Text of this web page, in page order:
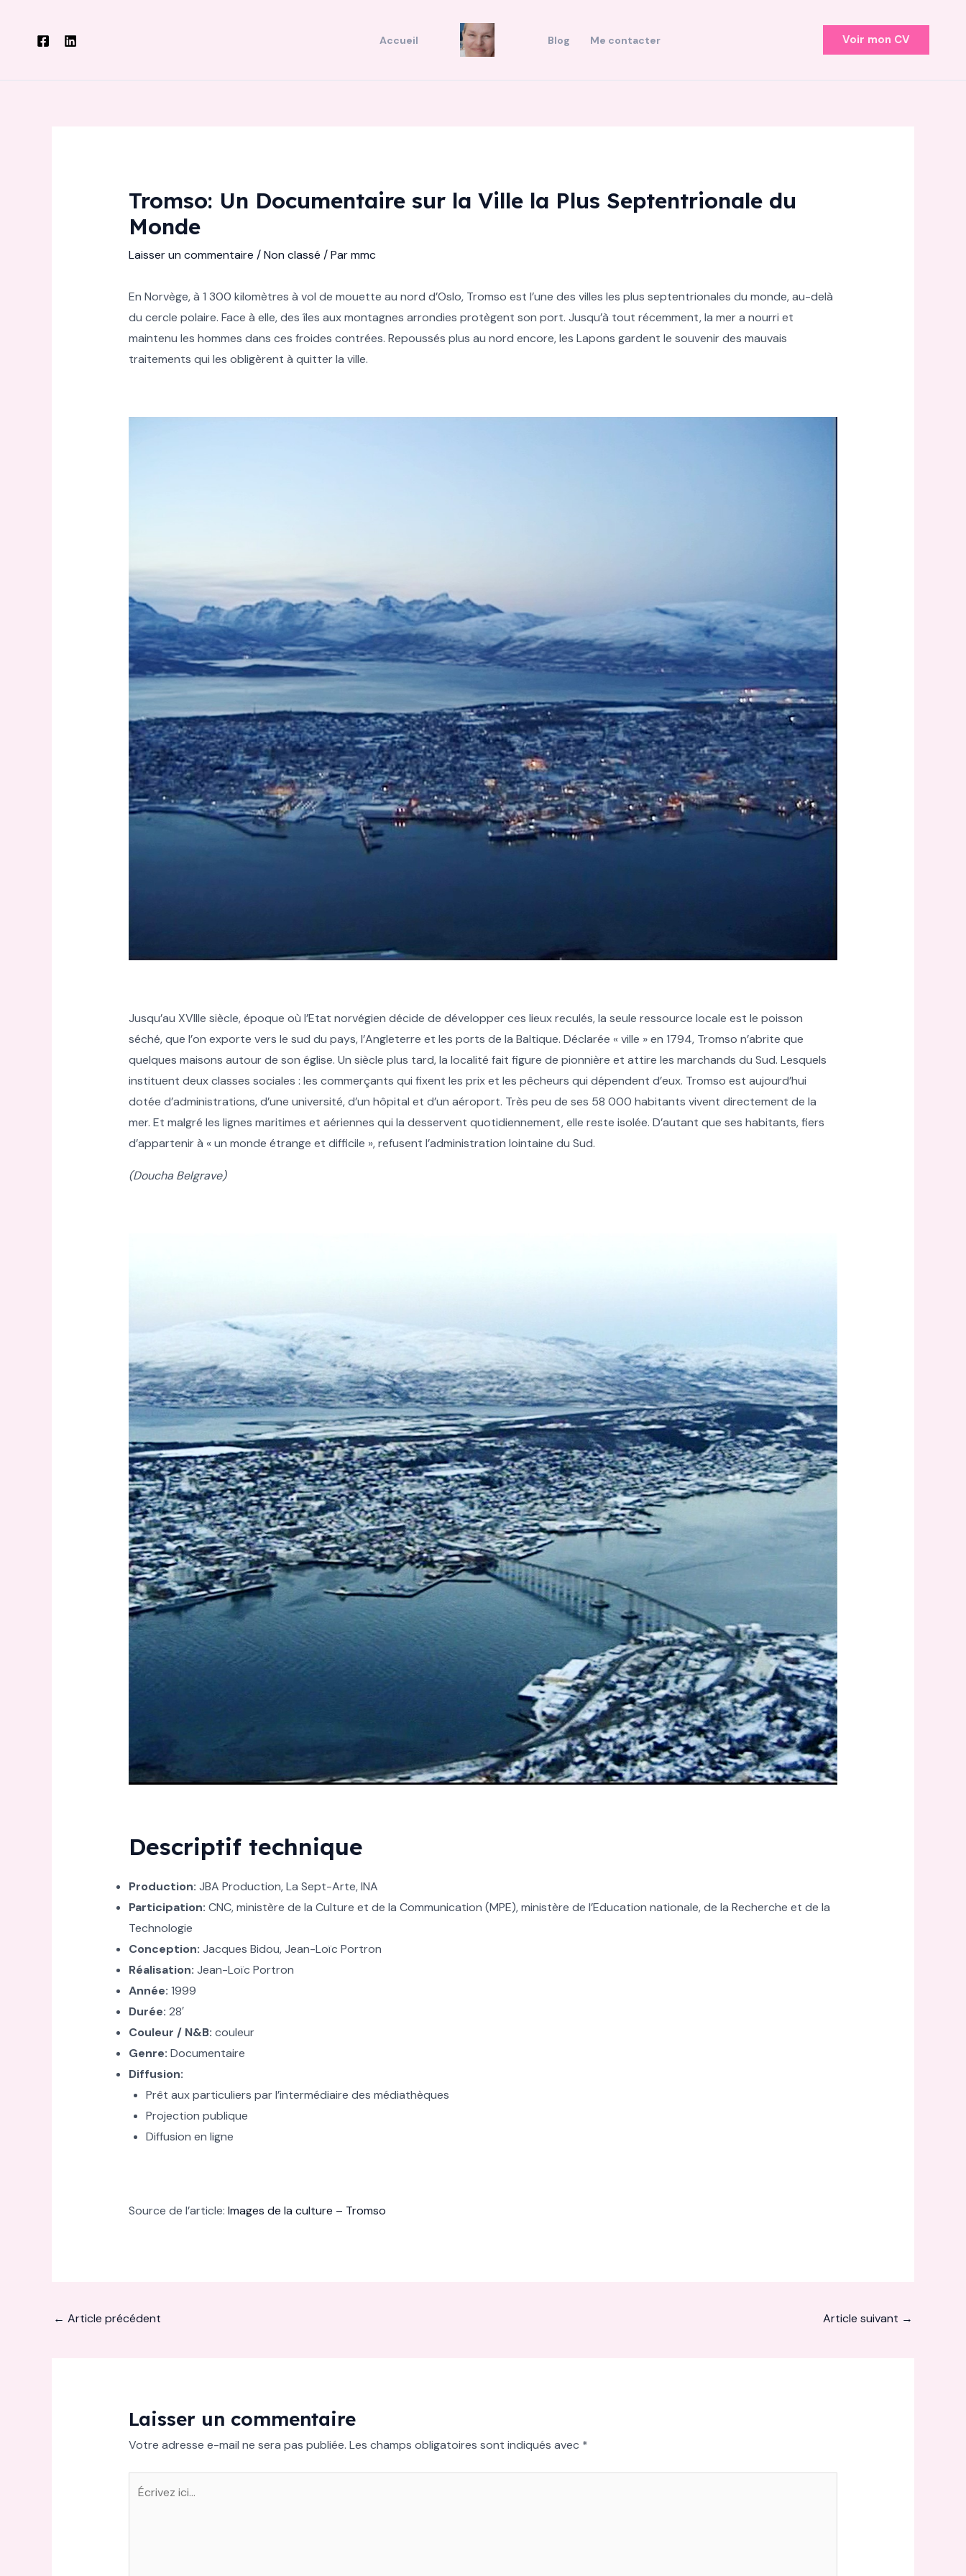
contenu
Accueil Blog Me contacter Voir mon CV
Tromso: Un Documentaire sur la Ville la Plus Septentrionale du
Monde
Laisser un commentaire /Non classé / Parmmc
En Norvège, à 1 300 kilomètres à vol de mouette au nord d’Oslo, Tromso est l’une des villes les plus septentrionales du monde, au-delà
du cercle polaire. Face à elle, des îles aux montagnes arrondies protègent son port. Jusqu’à tout récemment, la mer a nourri et
maintenu les hommes dans ces froides contrées. Repoussés plus au nord encore, les Lapons gardent le souvenir des mauvais
traitements qui les obligèrent à quitter la ville.
Jusqu’au XVIIIe siècle, époque où l’Etat norvégien décide de développer ces lieux reculés, la seule ressource locale est le poisson
séché, que l’on exporte vers le sud du pays, l’Angleterre et les ports de la Baltique. Déclarée « ville » en 1794, Tromso n’abrite que
quelques maisons autour de son église. Un siècle plus tard, la localité fait figure de pionnière et attire les marchands du Sud. Lesquels
instituent deux classes sociales : les commerçants qui fixent les prix et les pêcheurs qui dépendent d’eux. Tromso est aujourd’hui
dotée d’administrations, d’une université, d’un hôpital et d’un aéroport. Très peu de ses 58 000 habitants vivent directement de la
mer. Et malgré les lignes maritimes et aériennes qui la desservent quotidiennement, elle reste isolée. D’autant que ses habitants, fiers
d’appartenir à « un monde étrange et difficile », refusent l’administration lointaine du Sud.
(Doucha Belgrave)
Descriptif technique
Production: JBA Production, La Sept-Arte, INA
Participation: CNC, ministère de la Culture et de la Communication (MPE), ministère de l’Education nationale, de la Recherche et de la
Technologie
Conception: Jacques Bidou, Jean-Loïc Portron
Réalisation: Jean-Loïc Portron
Année: 1999
Durée: 28′
Couleur / N&B: couleur
Genre: Documentaire
Diffusion:
Prêt aux particuliers par l’intermédiaire des médiathèques
Projection publique
Diffusion en ligne
Source de l’article: Images de la culture – Tromso
← Article précédent Article suivant →
Laisser un commentaire
Votre adresse e-mail ne sera pas publiée. Les champs obligatoires sont indiqués avec *
Écrivez